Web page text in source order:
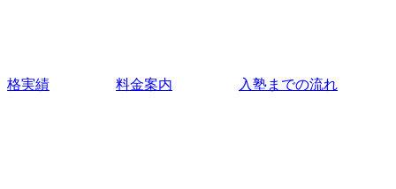
格実績 料金案内 入塾までの流れ